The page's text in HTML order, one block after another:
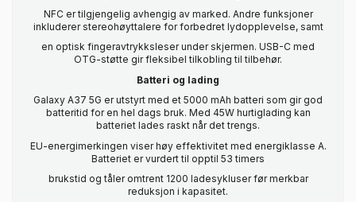
NFC er tilgjengelig avhengig av marked. Andre funksjoner
inkluderer stereohøyttalere for forbedret lydopplevelse, samt
en optisk fingeravtrykksleser under skjermen. USB-C med
OTG-støtte gir fleksibel tilkobling til tilbehør.
Batteri og lading
Galaxy A37 5G er utstyrt med et 5000 mAh batteri som gir god
batteritid for en hel dags bruk. Med 45W hurtiglading kan
batteriet lades raskt når det trengs.
EU-energimerkingen viser høy effektivitet med energiklasse A.
Batteriet er vurdert til opptil 53 timers
brukstid og tåler omtrent 1200 ladesykluser før merkbar
reduksjon i kapasitet.